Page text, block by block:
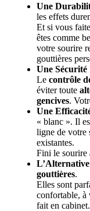
Une
les effets
Et si vous
êtes comme
votre sourire
gouttières
Une Sécurité
Le contrôle
éviter toute
gencives.
Une
« blanc ». Il
ligne de votre
existantes.
Fini le sourire
gouttières.
Elles sont
confortable, à
fait en